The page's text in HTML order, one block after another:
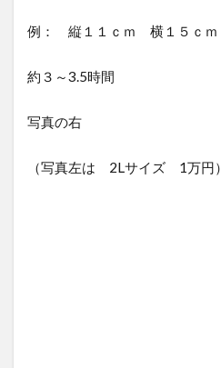
例： 縦１１ｃｍ 横１５ｃｍ
約３～3.5時間
写真の右
（写真左は 2Lサイズ 1万円）